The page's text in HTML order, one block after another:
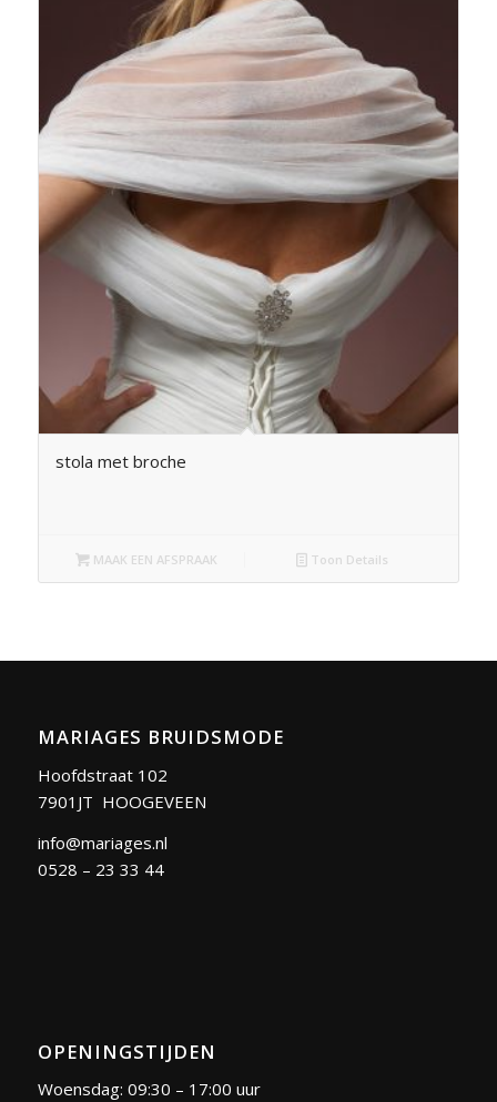
stola met broche
MAAK EEN AFSPRAAK Toon Details
MARIAGES BRUIDSMODE
Hoofdstraat 102
7901JT HOOGEVEEN
info@mariages.nl
0528 – 23 33 44
OPENINGSTIJDEN
Woensdag: 09:30 – 17:00 uur